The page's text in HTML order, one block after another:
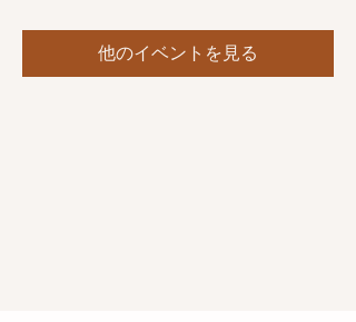
他のイベントを見る